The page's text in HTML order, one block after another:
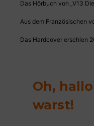
Das Hörbuch von „V13
Aus dem Französischen
Das Hardcover erschien
Oh, hallo
warst!